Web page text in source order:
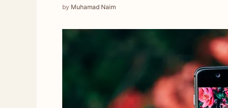
by Muhamad Naim